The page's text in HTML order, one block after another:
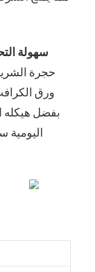
سهولة
حجرة
ورق
بفضل هيكله
اليومية